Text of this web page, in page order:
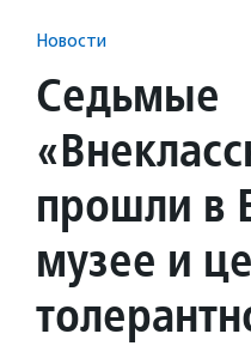
Новости
Седьмые
прошли в
музее и